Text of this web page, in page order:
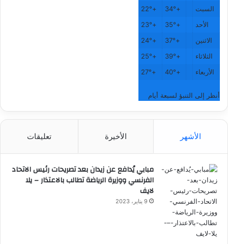
السبت
+
34°
+
22°
الأحد
+
35°
+
23°
الاثنين
+
37°
+
24°
الثلاثاء
+
39°
+
25°
الأربعاء
+
40°
+
27°
أنظر إلى التنبؤ لسبعة أيام
الأشهر الأخيرة تعليقات
مبابي يُدافع عن زيدان بعد تصريحات رئيس الاتحاد
الفرنسي ووزيرة الرياضة تطالب بالاعتذار – يلا
لايف
9 يناير، 2023